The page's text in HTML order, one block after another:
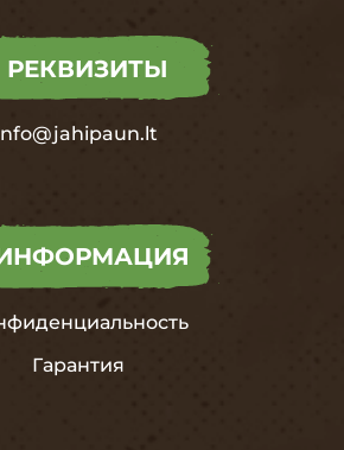
РЕКВИЗИТЫ
Гарантия